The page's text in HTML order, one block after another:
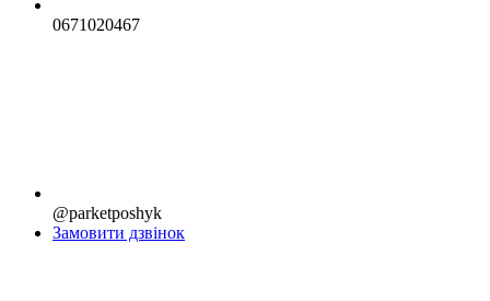
0671020467
@parketposhyk
Замовити дзвінок